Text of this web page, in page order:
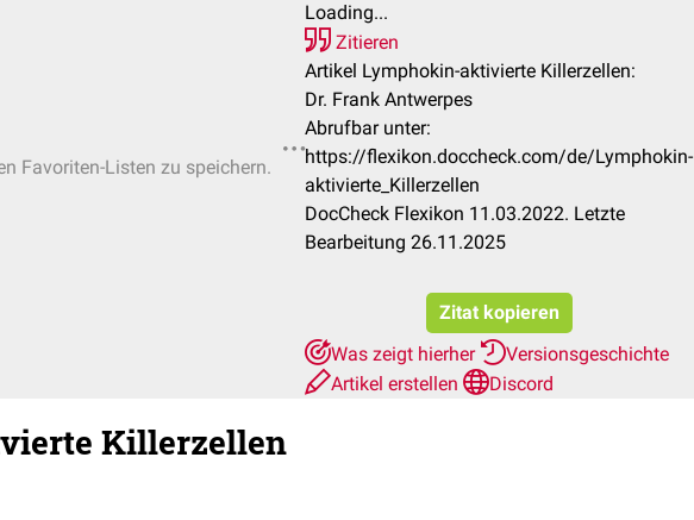
Favoriten-Listen zu speichern.
Loading...
Zitieren
Artikel Lymphokin-aktivierte Killerzellen:
Dr. Frank Antwerpes
Abrufbar unter:
https://flexikon.doccheck.com/de/Lymphokin-
aktivierte_Killerzellen
DocCheck Flexikon 11.03.2022. Letzte
Bearbeitung 26.11.2025
Zitat kopieren
Was zeigt hierher
Versionsgeschichte
Artikel erstellen
Discord
Killerzellen